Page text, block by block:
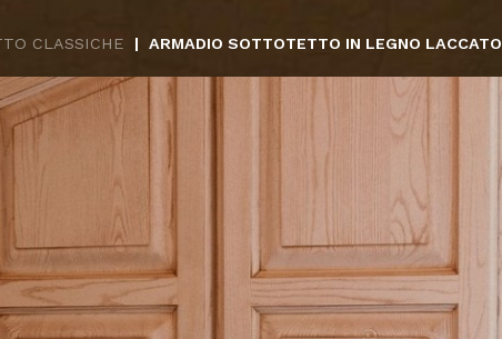
CLASSICHE ARMADIO SOTTOTETTO IN LEGNO LACCATO